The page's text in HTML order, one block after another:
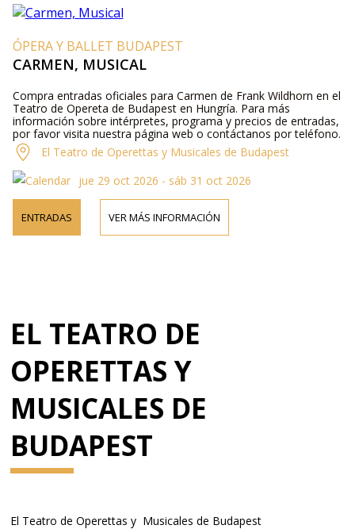
ÓPERA Y BALLET BUDAPEST
CARMEN, MUSICAL
Compra entradas oficiales para Carmen de Frank Wildhorn en el
Teatro de Opereta de Budapest en Hungría. Para más
información sobre intérpretes, programa y precios de entradas,
por favor visita nuestra página web o contáctanos por teléfono.
El Teatro de Operettas y Musicales de Budapest
jue 29 oct 2026 - sáb 31 oct 2026
ENTRADAS VER MÁS INFORMACIÓN
EL TEATRO DE
OPERETTAS Y
MUSICALES DE
BUDAPEST
El Teatro de Operettas y Musicales de Budapest